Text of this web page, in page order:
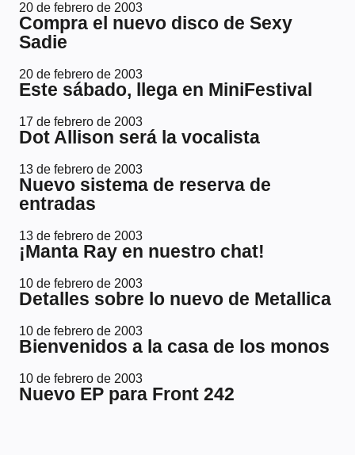
20 de febrero de 2003
Compra el nuevo disco de Sexy
Sadie
20 de febrero de 2003
Este sábado, llega en MiniFestival
17 de febrero de 2003
Dot Allison será la vocalista
13 de febrero de 2003
Nuevo sistema de reserva de
entradas
13 de febrero de 2003
¡Manta Ray en nuestro chat!
10 de febrero de 2003
Detalles sobre lo nuevo de Metallica
10 de febrero de 2003
Bienvenidos a la casa de los monos
10 de febrero de 2003
Nuevo EP para Front 242